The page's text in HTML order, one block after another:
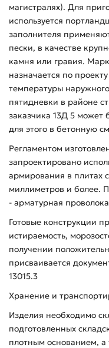
магистралях). Для
используется
заполнителя
пески, в качестве
камня или гравия.
назначается по
температуры
пятидневки в районе
заказчика 13Д 5 может
для этого в бетонную
Регламентом
запроектировано
армирования в плитах
миллиметров и более.
- арматурная
Готовые конструкции
истираемость,
получении
присваивается
13015.3
Хранение и
Изделия необходимо
подготовленных
плотным основанием, а